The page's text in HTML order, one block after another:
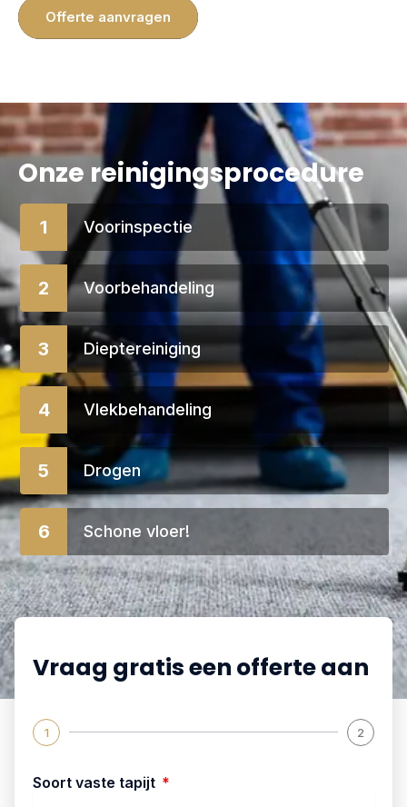
Offerte aanvragen
Onze reinigingsprocedure
1 Voorinspectie
2 Voorbehandeling
3 Dieptereiniging
4 Vlekbehandeling
5 Drogen
6 Schone vloer!
Vraag gratis een offerte aan
1 2
Soort vaste tapijt